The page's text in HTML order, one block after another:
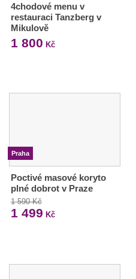
4chodové menu v
restauraci Tanzberg v
Mikulově
1 800 Kč
Praha
Poctivé masové koryto
plné dobrot v Praze
1 590 Kč
1 499 Kč